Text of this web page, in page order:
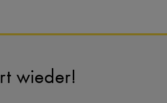
wieder!